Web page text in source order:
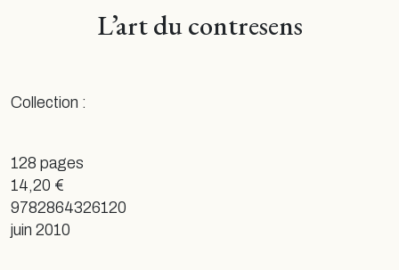
L’art du contresens
Collection :
128 pages
14,20 €
9782864326120
juin 2010